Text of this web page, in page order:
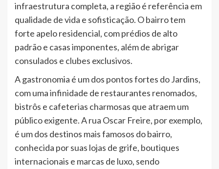
infraestrutura completa, a região é referência em
qualidade de vida e sofisticação. O bairro tem
forte apelo residencial, com prédios de alto
padrão e casas imponentes, além de abrigar
consulados e clubes exclusivos.
A gastronomia é um dos pontos fortes do Jardins,
com uma infinidade de restaurantes renomados,
bistrôs e cafeterias charmosas que atraem um
público exigente. A rua Oscar Freire, por exemplo,
é um dos destinos mais famosos do bairro,
conhecida por suas lojas de grife, boutiques
internacionais e marcas de luxo, sendo